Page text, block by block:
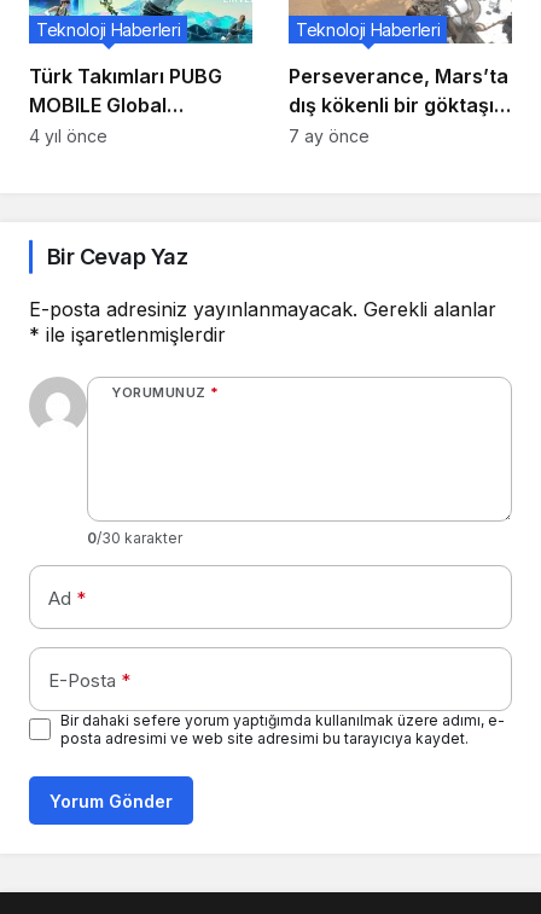
Türk Takımları PUBG
MOBILE Global
Championship Ligi için
Teknoloji Haberleri
4 yıl önce
Perseverance, Mars’ta
dış kökenli bir göktaşı
keşfetti
Teknoloji Haberleri
7 ay önce
Bir Cevap Yaz
E-posta adresiniz yayınlanmayacak. Gerekli alanlar
* ile işaretlenmişlerdir
YORUMUNUZ *
0/30 karakter
Ad *
E-Posta *
Bir dahaki sefere yorum yaptığımda kullanılmak üzere adımı, e-
posta adresimi ve web site adresimi bu tarayıcıya kaydet.
Yorum Gönder